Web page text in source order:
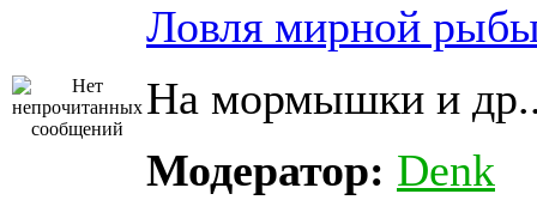
Ловля мирной
На мормышки и
Модератор: Denk